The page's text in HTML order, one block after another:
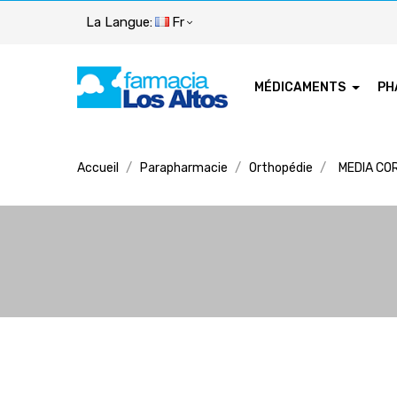
La Langue: Fr
MÉDICAMENTS
Accueil Parapharmacie Orthopédie MEDIA